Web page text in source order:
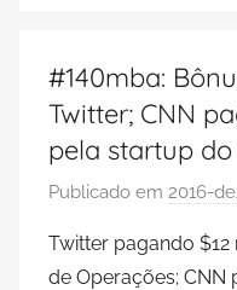
#140mba:
Twitter; CNN
pela startup
Publicado em 2016-
Twitter pagando
de Operações; CNN